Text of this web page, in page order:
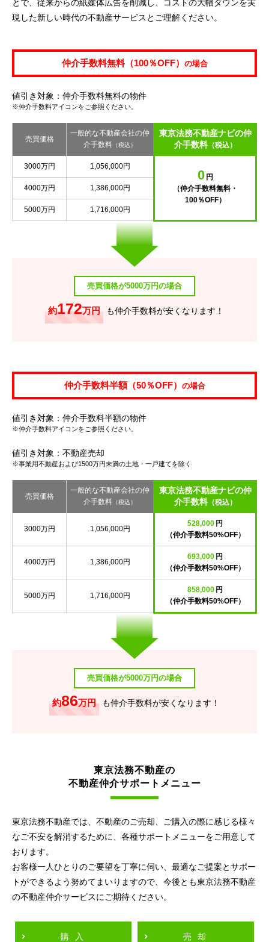
とで、従来からの紙媒体広告を削減し、コストの大幅ダウンを実
現した新しい時代の不動産サービスとご理解ください。
仲介手数料無料（100％OFF） の場合
値引き対象：仲介手数料無料の物件
※仲介手数料アイコンをご参照ください。
売買価格
一般的な不動産会社の仲
介手数料 （税込）
東京法務不動産ナビの仲
介手数料（税込）
3000万円 1,056,000円
0 円
（仲介手数料無料・
100％OFF）
4000万円 1,386,000円
5000万円 1,716,000円
売買価格が5000万円の場合
約172万円 も仲介手数料が安くなります！
仲介手数料半額（50％OFF） の場合
値引き対象：仲介手数料半額の物件
※仲介手数料アイコンをご参照ください。
値引き対象：不動産売却
※事業用不動産および1500万円未満の土地・一戸建てを除く
売買価格
一般的な不動産会社の仲
介手数料 （税込）
東京法務不動産ナビの仲
介手数料（税込）
3000万円 1,056,000円
528,000 円
（仲介手数料50%OFF）
4000万円 1,386,000円
693,000 円
（仲介手数料50%OFF）
5000万円 1,716,000円
858,000 円
（仲介手数料50%OFF）
売買価格が5000万円の場合
約86万円 も仲介手数料が安くなります！
東京法務不動産の
不動産仲介サポートメニュー
東京法務不動産では、不動産のご売却、ご購入の際に感じる様々
なご不安を解消するために、各種サポートメニューをご用意して
おります。
お客様一人ひとりのご要望を丁寧に伺い、最適なご提案とサポー
トができるよう努めてまいりますので、今後とも東京法務不動産
の不動産仲介サービスにご期待ください。
購入 売却